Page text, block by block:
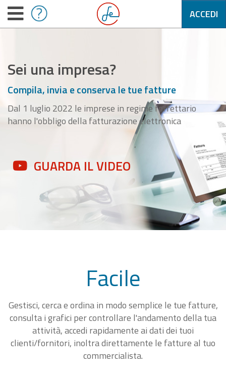
ACCEDI
Sei una impresa?
Compila, invia e conserva le tue fatture
Dal 1 luglio 2022 le imprese in regime forfettario
hanno l'obbligo della fatturazione elettronica
GUARDA IL VIDEO
Facile
Gestisci, cerca e ordina in modo semplice le tue fatture,
consulta i grafici per controllare l'andamento della tua
attività, accedi rapidamente ai dati dei tuoi
clienti/fornitori, inoltra direttamente le fatture al tuo
commercialista.